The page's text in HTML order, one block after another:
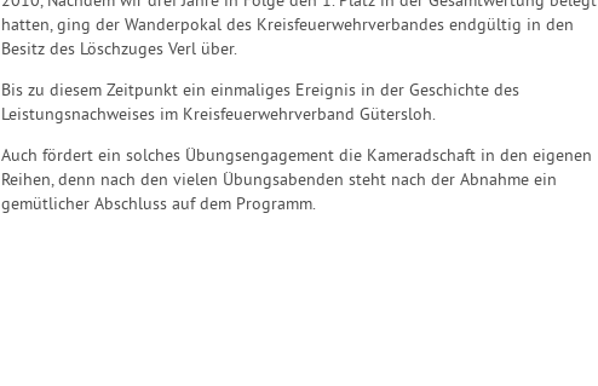
hatten, ging der Wanderpokal des Kreisfeuerwehrverbandes endgültig in den
Besitz des Löschzuges Verl über.
Bis zu diesem Zeitpunkt ein einmaliges Ereignis in der Geschichte des
Leistungsnachweises im Kreisfeuerwehrverband Gütersloh.
Auch fördert ein solches Übungsengagement die Kameradschaft in den eigenen
Reihen, denn nach den vielen Übungsabenden steht nach der Abnahme ein
gemütlicher Abschluss auf dem Programm.